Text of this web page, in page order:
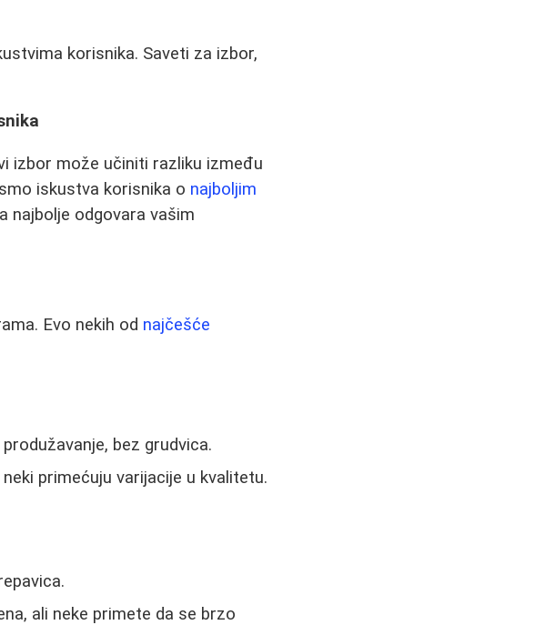
korisnika. Saveti za izbor,
izbor može učiniti razliku između
iskustva korisnika o najboljim
najbolje odgovara vašim
Evo nekih od najčešće
bez grudvica.
primećuju varijacije u kvalitetu.
ali neke primete da se brzo